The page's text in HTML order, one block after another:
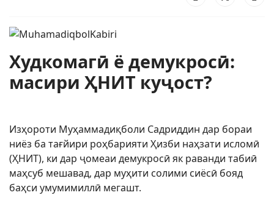
Худкомагӣ ё демукросӣ:
масири ҲНИТ куҷост?
Изҳороти Муҳаммадиқболи Садриддин дар бораи
ниёз ба тағйири роҳбарияти Ҳизби наҳзати исломӣ
(ҲНИТ), ки дар ҷомеаи демукросӣ як раванди табиӣ
маҳсуб мешавад, дар муҳити солими сиёсӣ бояд
баҳси умумимиллӣ мегашт.